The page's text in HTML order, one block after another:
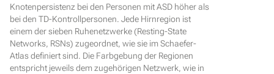
Knotenpersistenz bei den Personen mit ASD höher als
bei den TD-Kontrollpersonen. Jede Hirnregion ist
einem der sieben Ruhenetzwerke (Resting-State
Networks, RSNs) zugeordnet, wie sie im Schaefer-
Atlas definiert sind. Die Farbgebung der Regionen
entspricht jeweils dem zugehörigen Netzwerk, wie in